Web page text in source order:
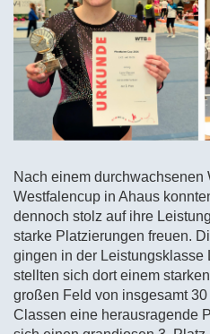
Nach einem durchwachsenen
Westfalencup in Ahaus
dennoch stolz auf ihre
starke Platzierungen freuen.
gingen in der Leistungsklasse
stellten sich dort einem
großen Feld von insgesamt
Classen eine herausragende